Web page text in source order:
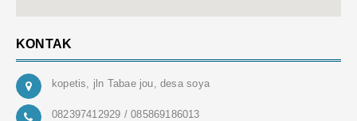
KONTAK
kopetis, jln Tabae jou, desa soya
082397412929 / 085869186013